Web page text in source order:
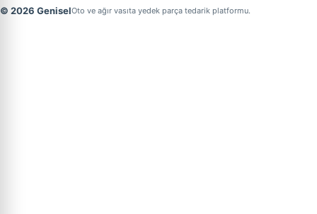
© 2026 GeniselOto ve ağır vasıta yedek parça tedarik platformu.